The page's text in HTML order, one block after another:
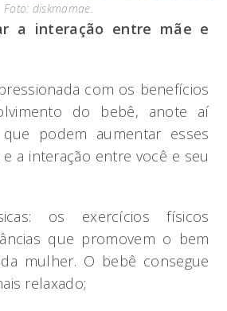
Foto: diskmamae.
a interação entre mãe e
com os benefícios
do bebê, anote aí
podem aumentar esses
a interação entre você e seu
os exercícios físicos
que promovem o bem
mulher. O bebê consegue
relaxado;